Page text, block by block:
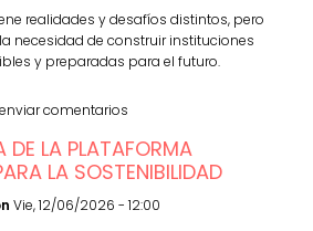
realidades y desafíos distintos, pero
necesidad de construir instituciones
y preparadas para el futuro.
comentarios
DE LA PLATAFORMA
LA SOSTENIBILIDAD
Vie, 12/06/2026 - 12:00